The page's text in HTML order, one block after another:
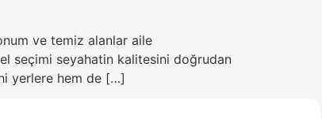
ve temiz alanlar aile
seçimi seyahatin kalitesini doğrudan
yerlere hem de […]